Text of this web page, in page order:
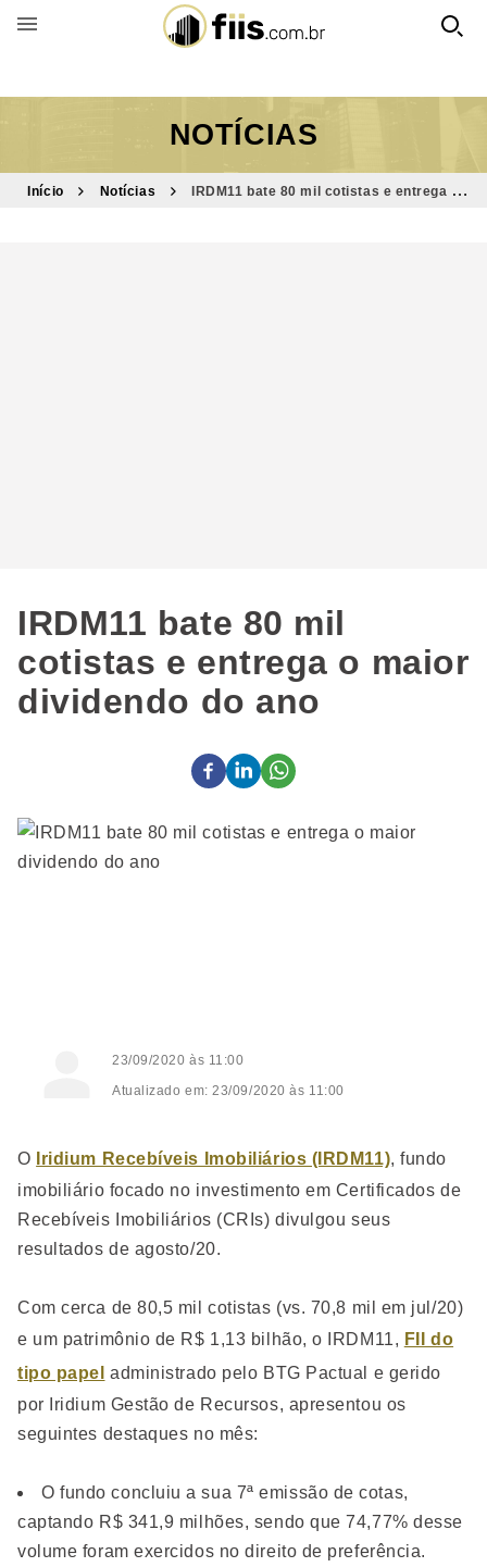
BUSCAR POR FUNDO
NOTÍCIAS
Início Notícias
IRDM11 bate 80 mil cotistas e entrega o
IRDM11 bate 80 mil
cotistas e entrega o maior
dividendo do ano
23/09/2020 às 11:00
Atualizado em: 23/09/2020 às 11:00
O Iridium Recebíveis Imobiliários (IRDM11), fundo
imobiliário focado no investimento em Certificados de
Recebíveis Imobiliários (CRIs) divulgou seus
resultados de agosto/20.
Com cerca de 80,5 mil cotistas (vs. 70,8 mil em jul/20)
e um patrimônio de R$ 1,13 bilhão, o IRDM11, FII do
tipo papel administrado pelo BTG Pactual e gerido
por Iridium Gestão de Recursos, apresentou os
seguintes destaques no mês:
O fundo concluiu a sua 7ª emissão de cotas,
captando R$ 341,9 milhões, sendo que 74,77% desse
volume foram exercidos no direito de preferência.